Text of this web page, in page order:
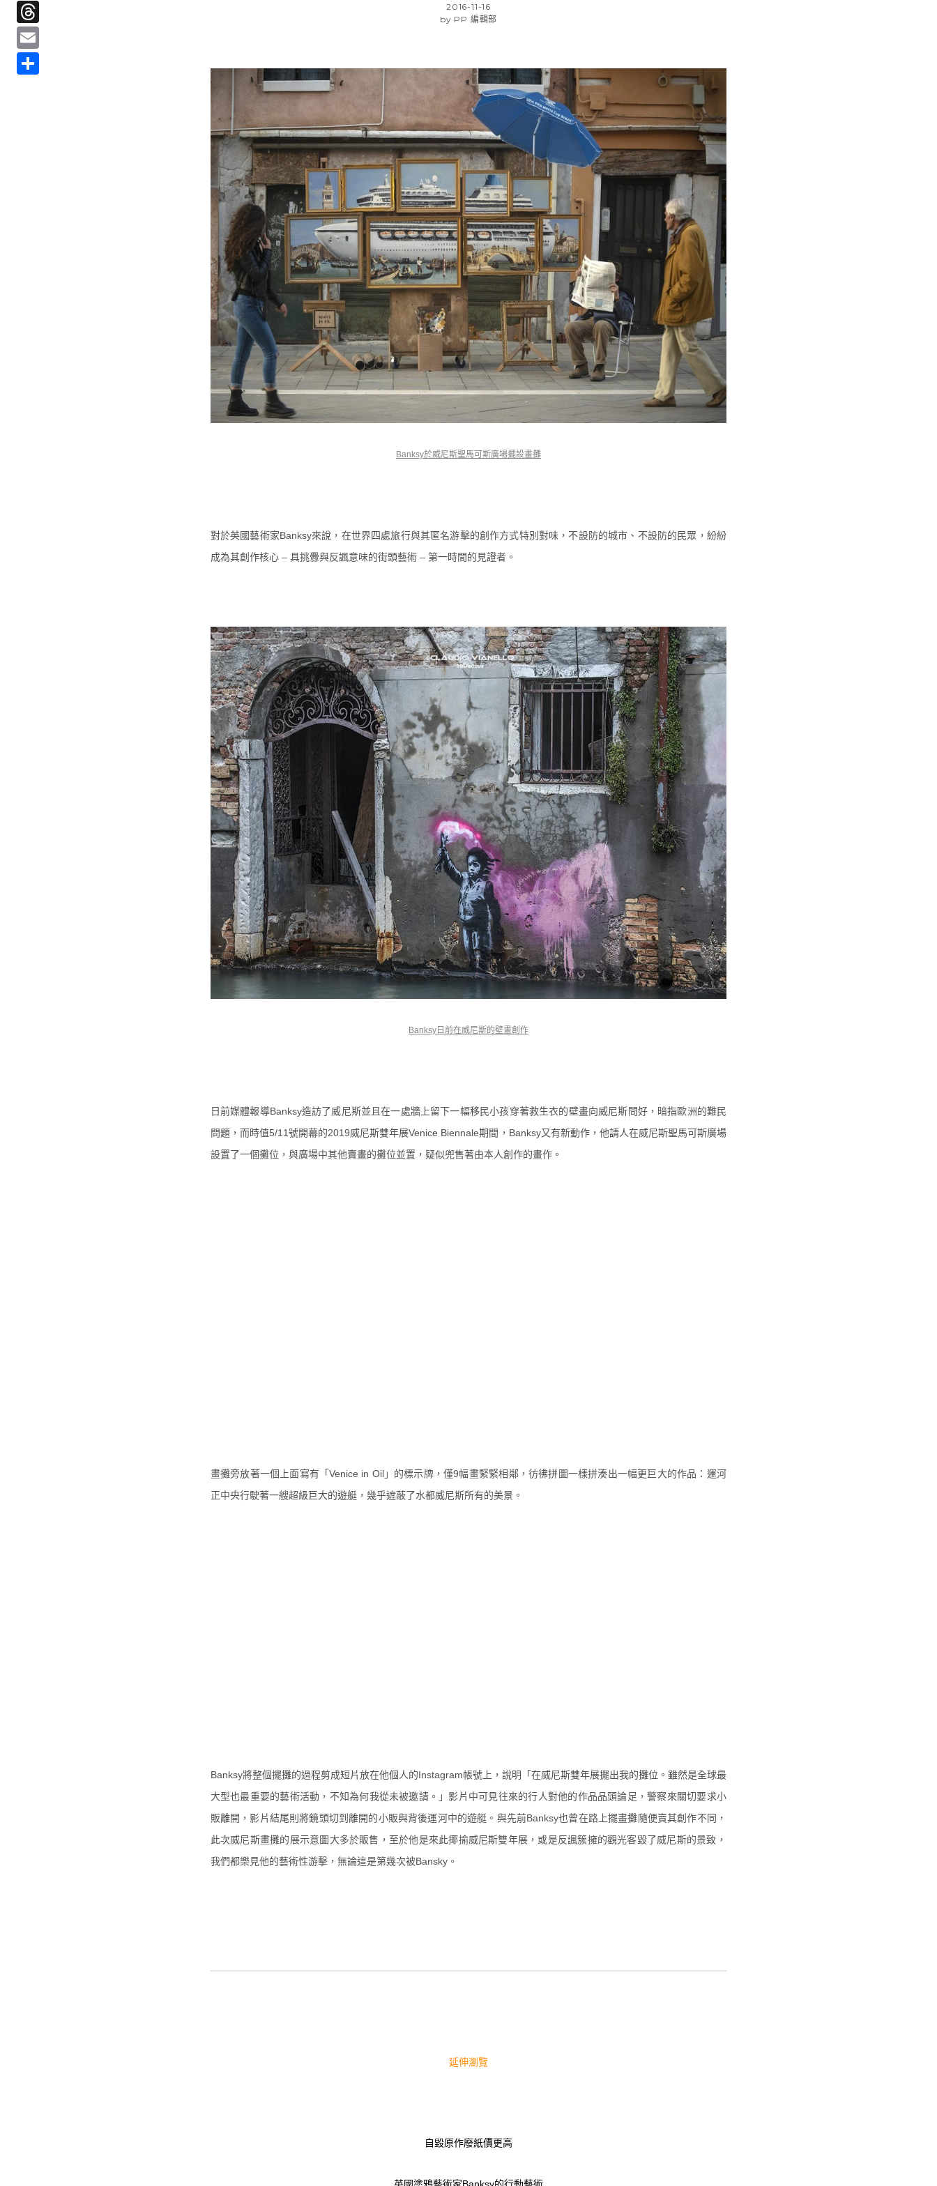
2016-11-16
by PP 編輯部
Banksy於威尼斯聖馬可斯廣場擺設畫攤
對於英國藝術家Banksy來說， 在世界四處旅行與其匿名游擊的創作方式特別對味，不設防的城市、 不設防的民眾，紛紛
成為其創作核心 – 具挑釁與反諷意味的街頭藝術 – 第一時間的見證者。
Banksy日前在威尼斯的壁畫創作
日前媒體報導Banksy造訪了威尼斯並且在一處牆上留下一幅移民小孩穿著救生衣的壁畫向威尼斯問好，暗指歐洲的難民
問題， 而時值5/11號開幕的2019威尼斯雙年展Venice Biennale期間，Banksy又有新動作， 他請人在威尼斯聖馬可斯廣場
設置了一個攤位， 與廣場中其他賣畫的攤位並置，疑似兜售著由本人創作的畫作。
畫攤旁放著一個上面寫有「Venice in Oil」的標示牌，僅9幅畫緊緊相鄰， 彷彿拼圖一樣拼湊出一幅更巨大的作品： 運河
正中央行駛著一艘超級巨大的遊艇， 幾乎遮蔽了水都威尼斯所有的美景。
Banksy將整個擺攤的過程剪成短片放在他個人的Instagram帳號上，說明「在威尼斯雙年展擺出我的攤位。 雖然是全球最
大型也最重要的藝術活動，不知為何我從未被邀請。」 影片中可見往來的行人對他的作品品頭論足，警察來關切要求小
販離開， 影片結尾則將鏡頭切到離開的小販與背後運河中的遊艇。與先前Banksy也曾在路上擺畫攤隨便賣其創作不同，
此次威尼斯畫攤的展示意圖大多於販售， 至於他是來此揶揄威尼斯雙年展， 或是反諷簇擁的觀光客毀了威尼斯的景致，
我們都樂見他的藝術性游擊，無論這是第幾次被Bansky。
延伸瀏覽
自毀原作廢紙價更高